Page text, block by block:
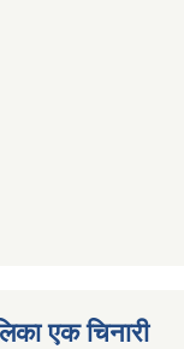
एक चिनारी